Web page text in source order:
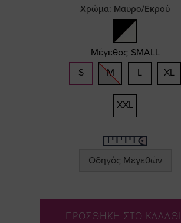
Χρώμα: Μαύρο/Εκρού
Μέγεθος SMALL
S
M L XL
XXL
Οδηγός Μεγεθών
ΠΡΟΣΘΗΚΗ ΣΤΟ ΚΑΛΑΘΙ